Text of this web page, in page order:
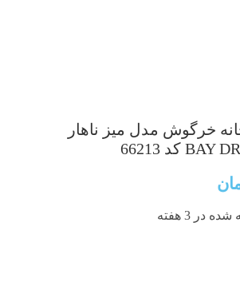
خرگوش مدل میز ناهار
در 3 هفته